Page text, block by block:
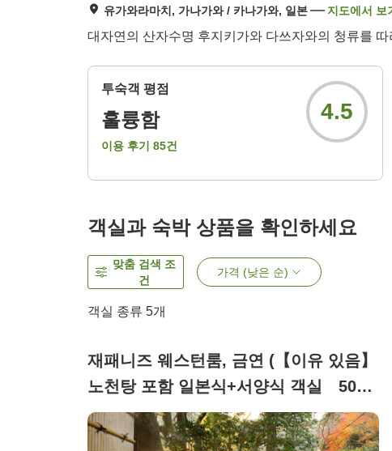
유가와라마치, 가나가와 / 카나가와, 일본 지도에서 보
대자연의 산자수명 후지키가와 다쓰자와의 청류를
투숙객 평점
훌륭함
이용 후기 85건
4.5
객실과 숙박 상품을 확인하세요
맞춤 검색 조
건
가격 (낮은 순)
객실 종류 5개
재패니즈 웨스턴룸, 금연 (【이유 있음】
노천탕 포함 일본식+서양식 객실 50～
70㎡（히노키 또는 돌 욕조）)